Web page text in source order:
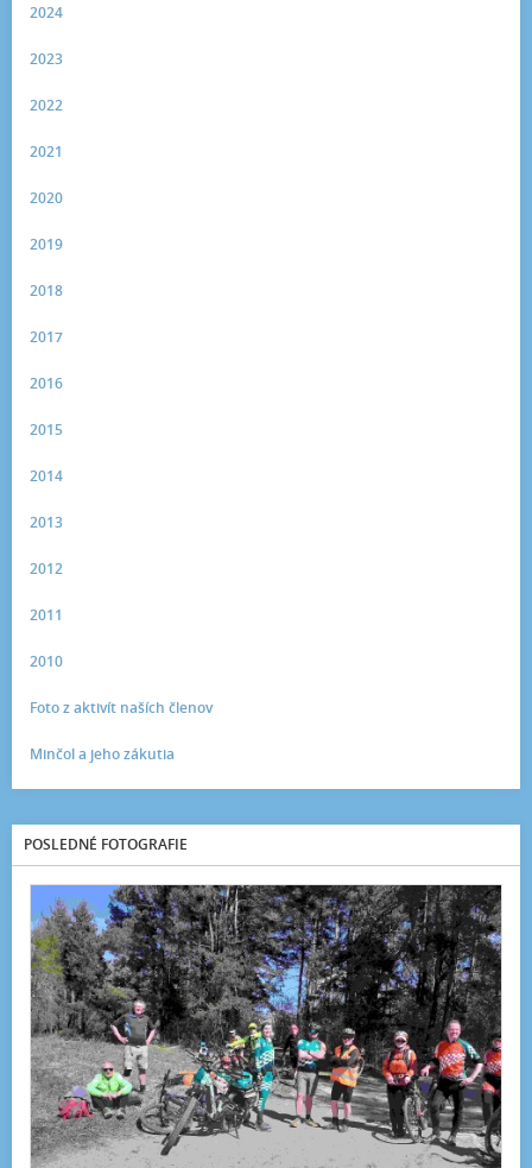
2024
2023
2022
2021
2020
2019
2018
2017
2016
2015
2014
2013
2012
2011
2010
Foto z aktivít naších členov
Minčol a jeho zákutia
POSLEDNÉ FOTOGRAFIE